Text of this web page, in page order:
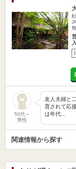
50代～
男性
友人夫婦と
育されて応
は年代…
関連情報から探す